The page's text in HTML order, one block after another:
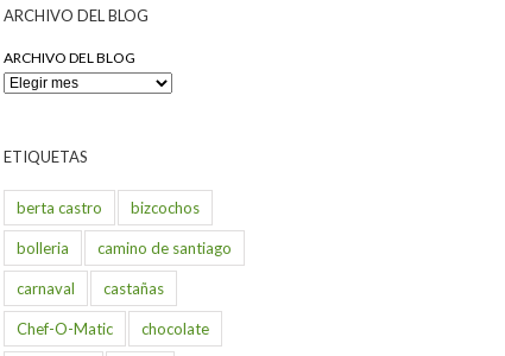
ARCHIVO DEL BLOG
ARCHIVO DEL BLOG
ETIQUETAS
berta castro bizcochos
bolleria camino de santiago
carnaval castañas
Chef-O-Matic chocolate